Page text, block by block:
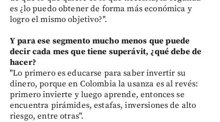
es ¿lo puedo obtener de forma más económica y
logro el mismo objetivo?".
Y para ese segmento mucho menos que puede
decir cada mes que tiene superávit, ¿qué debe de
hacer?
"Lo primero es educarse para saber invertir su
dinero, porque en Colombia la usanza es al revés:
primero invierte y luego aprende, entonces se
encuentra pirámides, estafas, inversiones de alto
riesgo, entre otras".